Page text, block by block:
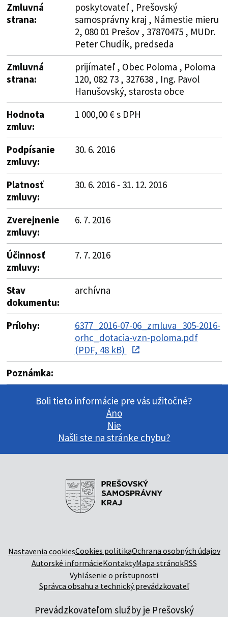
Zmluvná
strana:
poskytovateľ , Prešovský
samosprávny kraj , Námestie mieru
2, 080 01 Prešov , 37870475 , MUDr.
Peter Chudík, predseda
Zmluvná
strana:
prijímateľ , Obec Poloma , Poloma
120, 082 73 , 327638 , Ing. Pavol
Hanušovský, starosta obce
Hodnota
zmluv:
1 000,00 € s DPH
Podpísanie
zmluvy:
30. 6. 2016
Platnosť
zmluvy:
30. 6. 2016 - 31. 12. 2016
Zverejnenie
zmluvy:
6. 7. 2016
Účinnosť
zmluvy:
7. 7. 2016
Stav
dokumentu:
archívna
Prílohy:
6377_2016-07-06_zmluva_305-2016-
orhc_dotacia-vzn-poloma.pdf
(PDF, 48 kB)
Poznámka:
Boli tieto informácie pre vás užitočné?
Áno
Nie
Našli ste na stránke chybu?
Nastavenia cookiesCookies politikaOchrana osobných údajov
Autorské informácieKontaktyMapa stránokRSS
Vyhlásenie o prístupnosti
Správca obsahu a technický prevádzkovateľ
Prevádzkovateľom služby je Prešovský